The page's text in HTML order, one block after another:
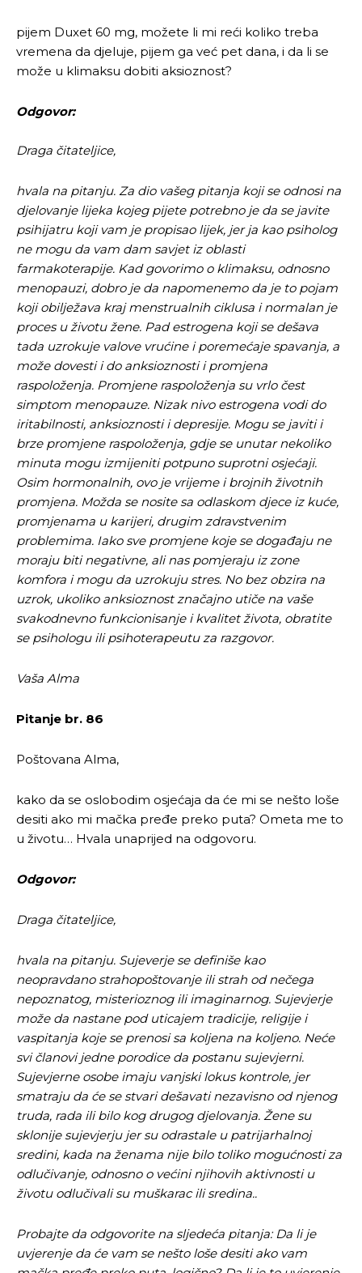
pijem Duxet 60 mg, možete li mi reći koliko treba
vremena da djeluje, pijem ga već pet dana, i da li se
može u klimaksu dobiti aksioznost?
Odgovor:
Draga čitateljice,
hvala na pitanju. Za dio vašeg pitanja koji se odnosi na
djelovanje lijeka kojeg pijete potrebno je da se javite
psihijatru koji vam je propisao lijek, jer ja kao psiholog
ne mogu da vam dam savjet iz oblasti
farmakoterapije. Kad govorimo o klimaksu, odnosno
menopauzi, dobro je da napomenemo da je to pojam
koji obilježava kraj menstrualnih ciklusa i normalan je
proces u životu žene. Pad estrogena koji se dešava
tada uzrokuje valove vrućine i poremećaje spavanja, a
može dovesti i do anksioznosti i promjena
raspoloženja. Promjene raspoloženja su vrlo čest
simptom menopauze. Nizak nivo estrogena vodi do
iritabilnosti, anksioznosti i depresije. Mogu se javiti i
brze promjene raspoloženja, gdje se unutar nekoliko
minuta mogu izmijeniti potpuno suprotni osjećaji.
Osim hormonalnih, ovo je vrijeme i brojnih životnih
promjena. Možda se nosite sa odlaskom djece iz kuće,
promjenama u karijeri, drugim zdravstvenim
problemima. Iako sve promjene koje se događaju ne
moraju biti negativne, ali nas pomjeraju iz zone
komfora i mogu da uzrokuju stres. No bez obzira na
uzrok, ukoliko anksioznost značajno utiče na vaše
svakodnevno funkcionisanje i kvalitet života, obratite
se psihologu ili psihoterapeutu za razgovor.
Vaša Alma
Pitanje br. 86
Poštovana Alma,
kako da se oslobodim osjećaja da će mi se nešto loše
desiti ako mi mačka pređe preko puta? Ometa me to
u životu… Hvala unaprijed na odgovoru.
Odgovor:
Draga čitateljice,
hvala na pitanju. Sujeverje se definiše kao
neopravdano strahopoštovanje ili strah od nečega
nepoznatog, misterioznog ili imaginarnog. Sujevjerje
može da nastane pod uticajem tradicije, religije i
vaspitanja koje se prenosi sa koljena na koljeno. Neće
svi članovi jedne porodice da postanu sujevjerni.
Sujevjerne osobe imaju vanjski lokus kontrole, jer
smatraju da će se stvari dešavati nezavisno od njenog
truda, rada ili bilo kog drugog djelovanja. Žene su
sklonije sujevjerju jer su odrastale u patrijarhalnoj
sredini, kada na ženama nije bilo toliko mogućnosti za
odlučivanje, odnosno o većini njihovih aktivnosti u
životu odlučivali su muškarac ili sredina..
Probajte da odgovorite na sljedeća pitanja: Da li je
uvjerenje da će vam se nešto loše desiti ako vam